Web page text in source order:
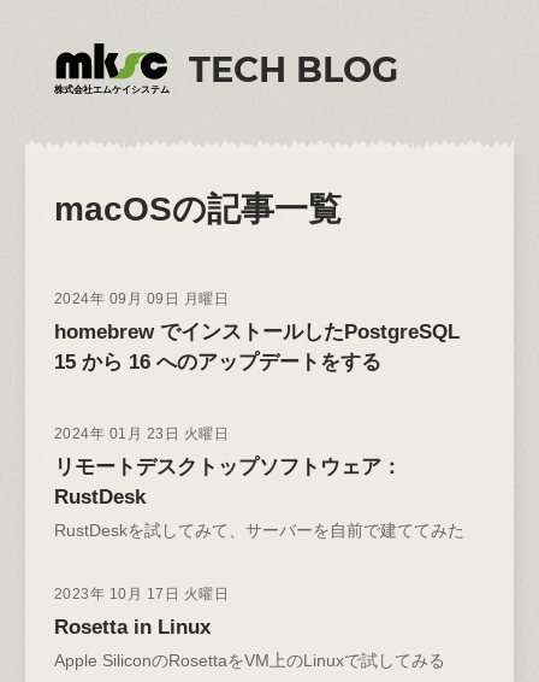
株式会社エムケイシステム TECH BLOG
macOSの記事一覧
2024年 09月 09日 月曜日
homebrew でインストールしたPostgreSQL
15 から 16 へのアップデートをする
2024年 01月 23日 火曜日
リモートデスクトップソフトウェア：
RustDesk
RustDeskを試してみて、サーバーを自前で建ててみた
2023年 10月 17日 火曜日
Rosetta in Linux
Apple SiliconのRosettaをVM上のLinuxで試してみる